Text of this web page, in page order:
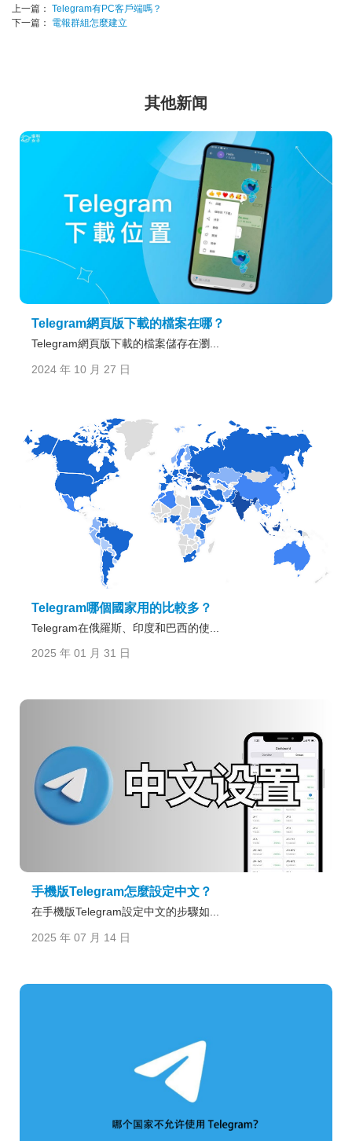
上一篇： Telegram有PC客戶端嗎？
下一篇：
電報群組怎麼建立
其他新闻
Telegram網頁版下載的檔案在哪？
Telegram網頁版下載的檔案儲存在瀏...
2024 年 10 月 27 日
Telegram哪個國家用的比較多？
Telegram在俄羅斯、印度和巴西的使...
2025 年 01 月 31 日
手機版Telegram怎麼設定中文？
在手機版Telegram設定中文的步驟如...
2025 年 07 月 14 日